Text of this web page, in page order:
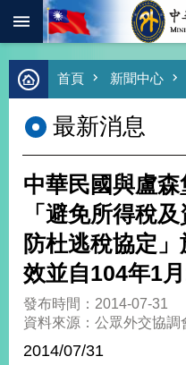
跳到主要內容區塊
進
階
尋
熱
總
合
外
交
價
值
首頁 新聞中心
最新消息
中華民國與盧
「避免所得稅
防杜逃稅協定
效並自104年1
發布時間：2014-07-31
資料來源：公眾外交協調
2014/07/31